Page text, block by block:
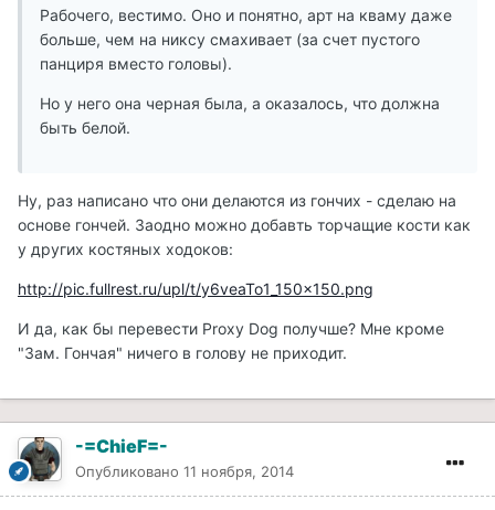
Рабочего, вестимо. Оно и понятно, арт на кваму даже
больше, чем на никсу смахивает (за счет пустого
панциря вместо головы).
Но у него она черная была, а оказалось, что должна
быть белой.
Ну, раз написано что они делаются из гончих - сделаю на
основе гончей. Заодно можно добавть торчащие кости как
у других костяных ходоков:
http://pic.fullrest.ru/upl/t/y6veaTo1_150x150.png
И да, как бы перевести Proxy Dog получше? Мне кроме
"Зам. Гончая" ничего в голову не приходит.
-=ChieF=-
Опубликовано 11 ноября, 2014